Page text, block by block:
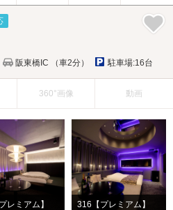
阪東橋IC （車2分） 駐車場:16台
360°画像 動画
レミアム】 316【プレミアム】